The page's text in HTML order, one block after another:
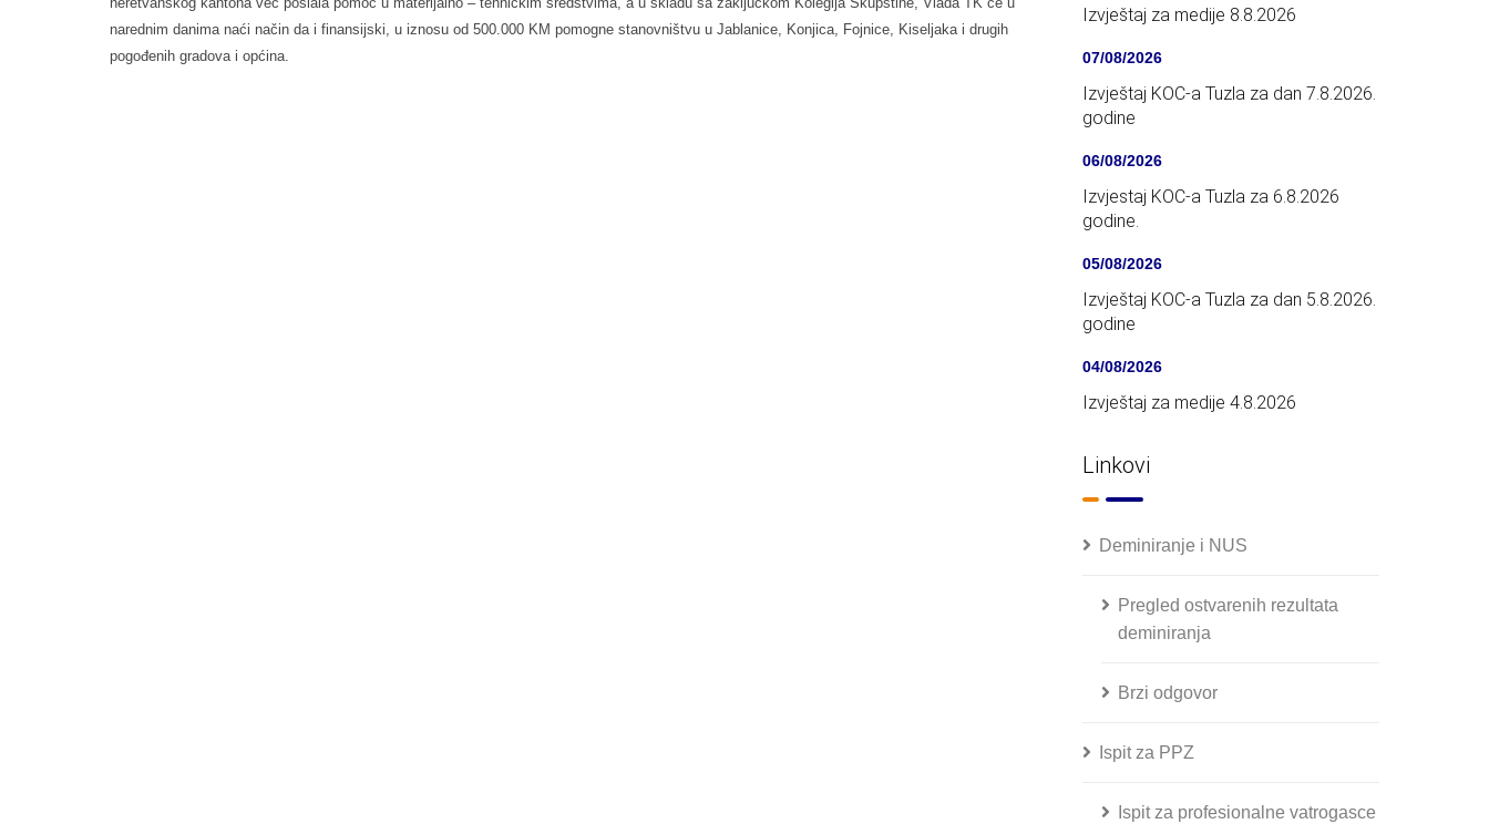
narednim danima naći način da i finansijski, u iznosu od 500.000 KM pomogne stanovništvu u Jablanice, Konjica, Fojnice, Kiseljaka i drugih
pogođenih gradova i općina.
Izvještaj za medije 8.8.2026
07/08/2026
Izvještaj KOC-a Tuzla za dan 7.8.2026.
godine
06/08/2026
Izvjestaj KOC-a Tuzla za 6.8.2026
godine.
05/08/2026
Izvještaj KOC-a Tuzla za dan 5.8.2026.
godine
04/08/2026
Izvještaj za medije 4.8.2026
Linkovi
Deminiranje i NUS
Pregled ostvarenih rezultata
deminiranja
Brzi odgovor
Ispit za PPZ
Ispit za profesionalne vatrogasce